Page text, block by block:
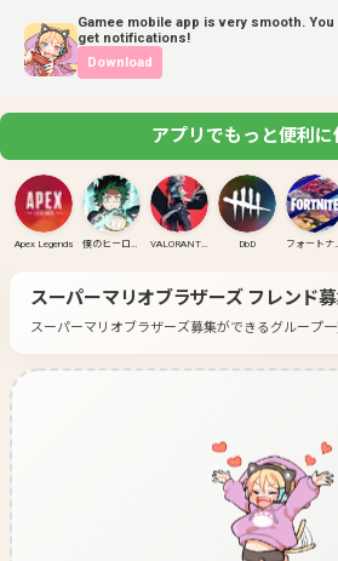
Gamee mobile app is very smooth.
get notifications!
Download
アプリでもっと便利
Apex Legends 僕のヒーローアカデミア ULTRA RUMBLE VALORANT(PC) DbD フォー
スーパーマリオブラザーズフレンド
スーパーマリオブラザーズ募集ができるグループ一